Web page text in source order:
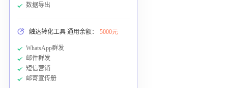
数据导出
触达转化工具 通用余额： 5000元
WhatsApp群发
邮件群发
短信营销
邮寄宣传册